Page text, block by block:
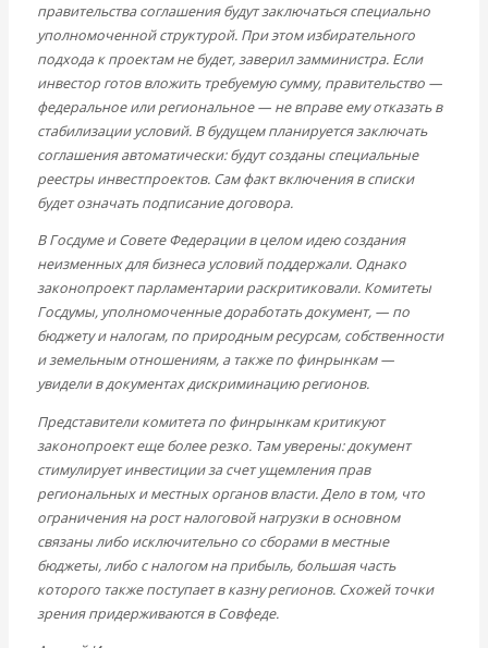
правительства соглашения будут заключаться специально
уполномоченной структурой. При этом избирательного
подхода к проектам не будет, заверил замминистра. Если
инвестор готов вложить требуемую сумму, правительство —
федеральное или региональное — не вправе ему отказать в
стабилизации условий. В будущем планируется заключать
соглашения автоматически: будут созданы специальные
реестры инвестпроектов. Сам факт включения в списки
будет означать подписание договора.
В Госдуме и Совете Федерации в целом идею создания
неизменных для бизнеса условий поддержали. Однако
законопроект парламентарии раскритиковали. Комитеты
Госдумы, уполномоченные доработать документ, — по
бюджету и налогам, по природным ресурсам, собственности
и земельным отношениям, а также по финрынкам —
увидели в документах дискриминацию регионов.
Представители комитета по финрынкам критикуют
законопроект еще более резко. Там уверены: документ
стимулирует инвестиции за счет ущемления прав
региональных и местных органов власти. Дело в том, что
ограничения на рост налоговой нагрузки в основном
связаны либо исключительно со сборами в местные
бюджеты, либо с налогом на прибыль, большая часть
которого также поступает в казну регионов. Схожей точки
зрения придерживаются в Совфеде.